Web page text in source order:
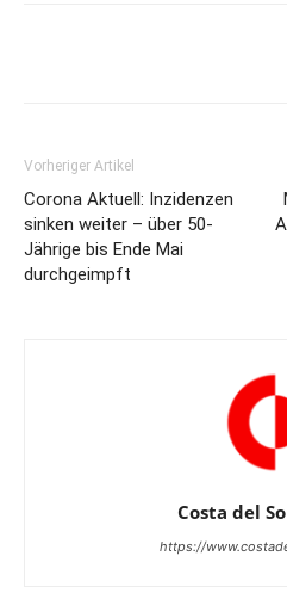
Vorheriger Artikel
Corona Aktuell: Inzidenzen
sinken weiter – über 50-
Jährige bis Ende Mai
durchgeimpft
Costa del
https://